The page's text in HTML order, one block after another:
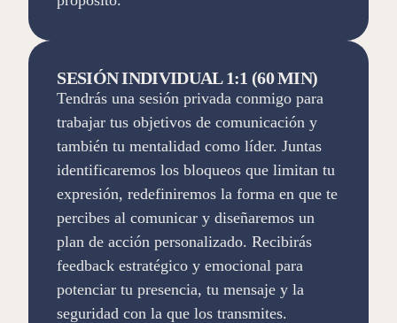
SESIÓN INDIVIDUAL 1:1 (60 MIN)
Tendrás una sesión privada conmigo para
trabajar tus objetivos de comunicación y
también tu mentalidad como líder. Juntas
identificaremos los bloqueos que limitan tu
expresión, redefiniremos la forma en que te
percibes al comunicar y diseñaremos un
plan de acción personalizado. Recibirás
feedback estratégico y emocional para
potenciar tu presencia, tu mensaje y la
seguridad con la que los transmites.